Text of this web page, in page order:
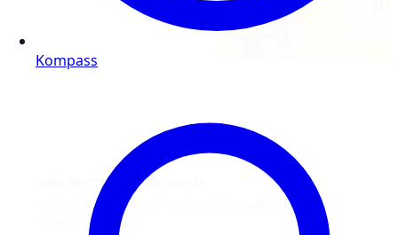
Jede Woche neue Prospekte
Mit Online Prospekt jede Woche neue Prospekte blättern und
Angebote entdecken.
Kompass